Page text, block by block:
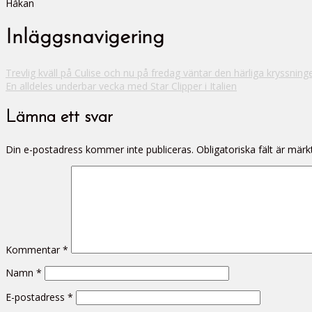
Håkan
Inläggsnavigering
Trevlig kväll på Culise och nu på fredag väntar den härliga
En alldeles underbar vecka med Star Clipper i Italien
Lämna ett svar
Din e-postadress kommer inte publiceras. Obligatoriska fält är
Kommentar *
Namn *
E-postadress *